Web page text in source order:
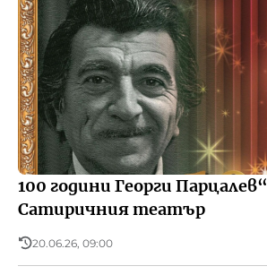
100 години Георги
Сатиричния театър
20.06.26, 09:00